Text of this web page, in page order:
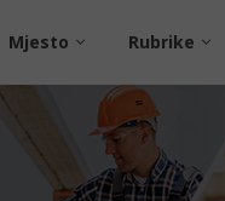
Mjesto Rubrike